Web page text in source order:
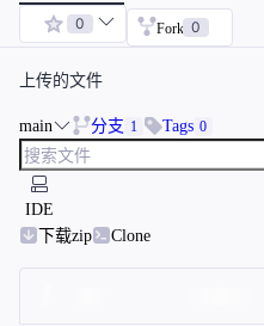
0 Fork 0
上传的文件
main 分支 1 Tags 0
IDE
下载zip
Clone